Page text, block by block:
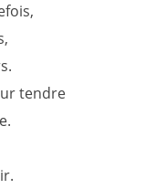
tendre